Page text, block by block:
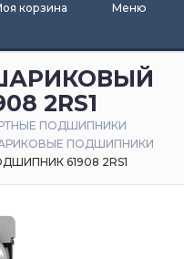
корзина Меню
2RS1
ПОДШИПНИКИ
ПОДШИПНИКИ
61908 2RS1